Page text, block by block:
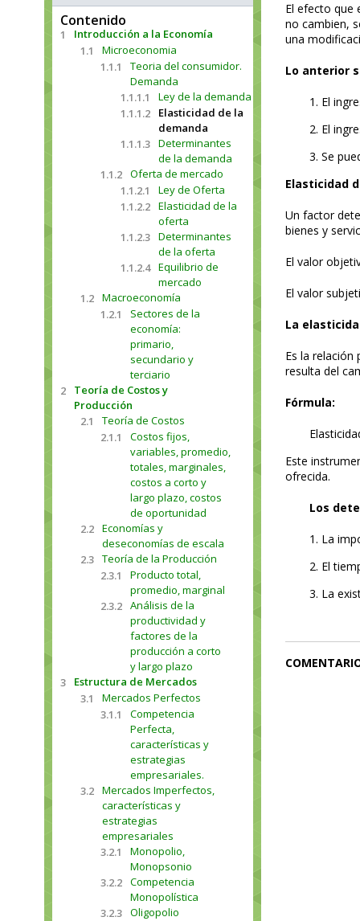
Contenido
1
Introducción a la Economía
1.1
Microeconomia
1.1.1
Teoria del consumidor.
Demanda
1.1.1.1
Ley de la demanda
1.1.1.2
Elasticidad de la
demanda
1.1.1.3 Determinantes
de la demanda
1.1.2 Oferta de mercado
1.1.2.1
Ley de Oferta
1.1.2.2 Elasticidad de la
oferta
1.1.2.3 Determinantes
de la oferta
1.1.2.4 Equilibrio de
mercado
1.2 Macroeconomía
1.2.1
Sectores de la
economía:
primario,
secundario y
terciario
2
Teoría de Costos y
Producción
2.1
Teoría de Costos
2.1.1
Costos fijos,
variables, promedio,
totales, marginales,
costos a corto y
largo plazo, costos
de oportunidad
2.2 Economías y
deseconomías de escala
2.3 Teoría de la Producción
2.3.1
Producto total,
promedio, marginal
2.3.2 Análisis de la
productividad y
factores de la
producción a corto
y largo plazo
3
Estructura de Mercados
3.1
Mercados Perfectos
3.1.1
Competencia
Perfecta,
características y
estrategias
empresariales.
3.2 Mercados Imperfectos,
características y
estrategias
empresariales
3.2.1
Monopolio,
Monopsonio
3.2.2 Competencia
Monopolística
3.2.3 Oligopolio
El efecto que
no cambien,
una
Lo anterior
1. El
2. El
3. Se
Elasticidad
Un factor
bienes y
El valor
El valor
La
Es la
resulta del
Fórmula:
Este
ofrecida.
Los
1. La
2. El
3. La